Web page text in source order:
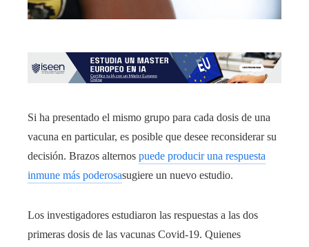
Si ha presentado el mismo grupo para cada dosis de una
vacuna en particular, es posible que desee reconsiderar su
decisión. Brazos alternos puede producir una respuesta
inmune más poderosasugiere un nuevo estudio.
Los investigadores estudiaron las respuestas a las dos
primeras dosis de las vacunas Covid-19. Quienes